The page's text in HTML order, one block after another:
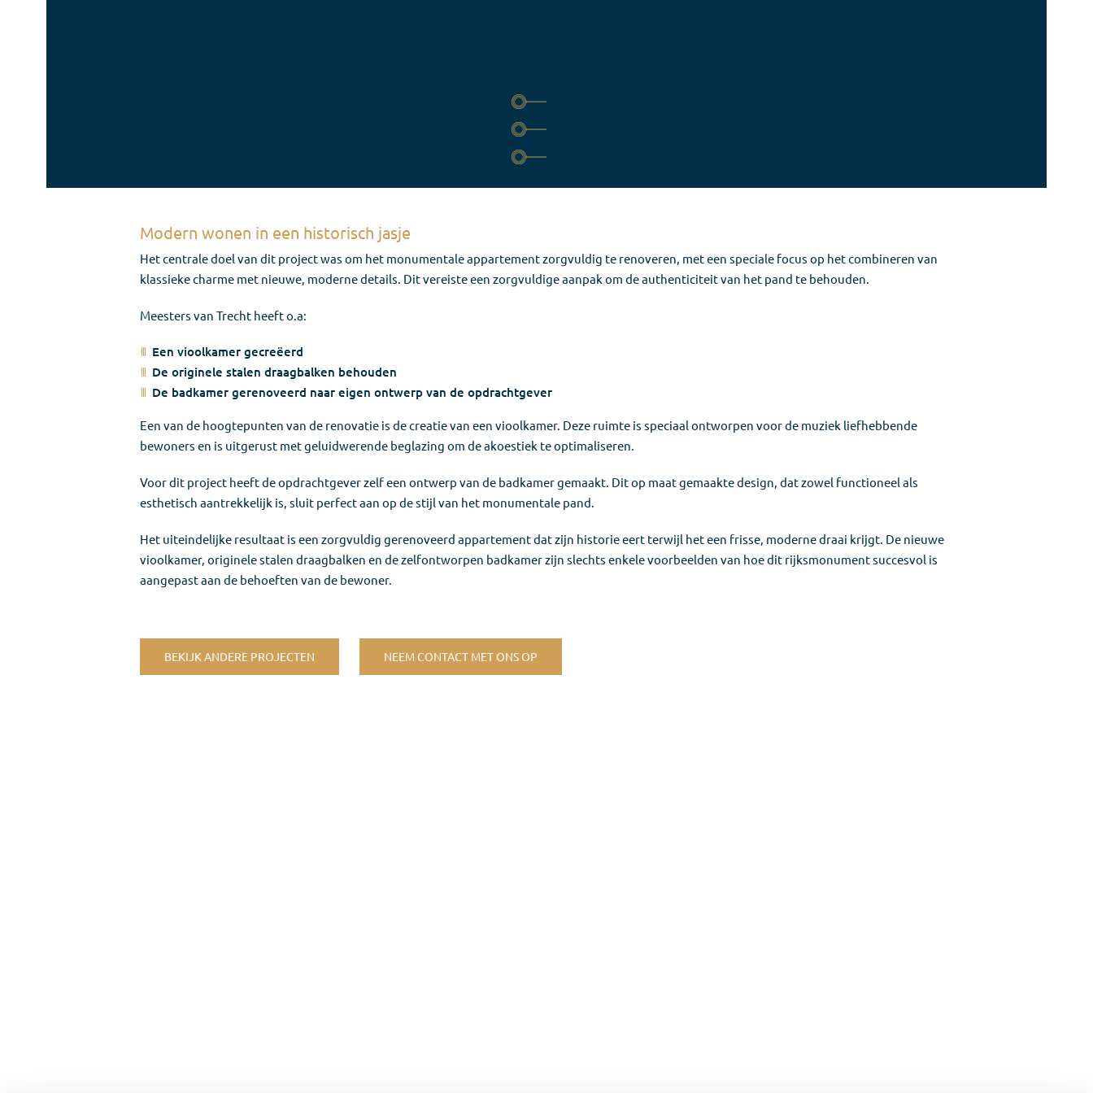
Modern wonen in een historisch jasje
Het centrale doel van dit project was om het monumentale appartement zorgvuldig te renoveren, met een speciale focus op het combineren van
klassieke charme met nieuwe, moderne details. Dit vereiste een zorgvuldige aanpak om de authenticiteit van het pand te behouden.
Meesters van Trecht heeft o.a:
Een vioolkamer gecreëerd
De originele stalen draagbalken behouden
De badkamer gerenoveerd naar eigen ontwerp van de opdrachtgever
Een van de hoogtepunten van de renovatie is de creatie van een vioolkamer. Deze ruimte is speciaal ontworpen voor de muziek liefhebbende
bewoners en is uitgerust met geluidwerende beglazing om de akoestiek te optimaliseren.
Voor dit project heeft de opdrachtgever zelf een ontwerp van de badkamer gemaakt. Dit op maat gemaakte design, dat zowel functioneel als
esthetisch aantrekkelijk is, sluit perfect aan op de stijl van het monumentale pand.
Het uiteindelijke resultaat is een zorgvuldig gerenoveerd appartement dat zijn historie eert terwijl het een frisse, moderne draai krijgt. De nieuwe
vioolkamer, originele stalen draagbalken en de zelfontworpen badkamer zijn slechts enkele voorbeelden van hoe dit rijksmonument succesvol is
aangepast aan de behoeften van de bewoner.
BEKIJK ANDERE PROJECTEN NEEM CONTACT MET ONS OP